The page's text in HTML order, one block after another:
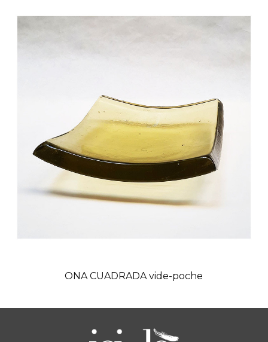
ONA CUADRADA vide-poche